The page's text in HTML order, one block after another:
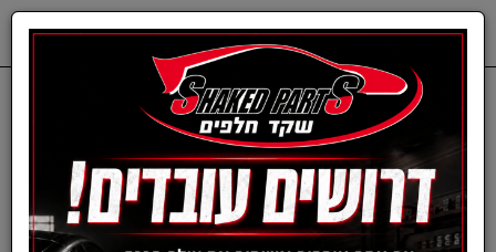
חלפים מכנים CHEVROLET בולמי זעזועים-שברולט
סט בולמים קדמי סוניק מ11-